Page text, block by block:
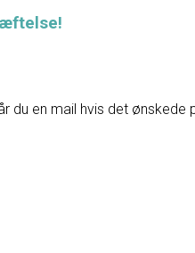
du en mail hvis det ønskede